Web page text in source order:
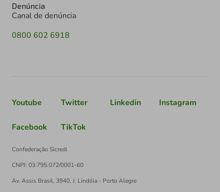
Denúncia
Canal de denúncia
0800 602 6918
Youtube Twitter Linkedin Instagram
Facebook TikTok
Confederação Sicredi
CNPJ: 03.795.072/0001-60
Av. Assis Brasil, 3940, J. Lindóia - Porto Alegre